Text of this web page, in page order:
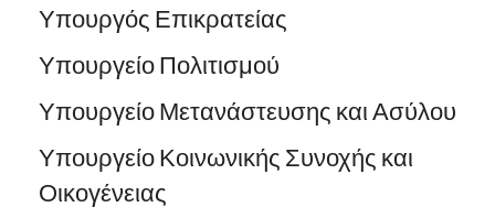
Υπουργός Επικρατείας
Υπουργείο Πολιτισμού
Υπουργείο Μετανάστευσης και Ασύλου
Υπουργείο Κοινωνικής Συνοχής και
Οικογένειας